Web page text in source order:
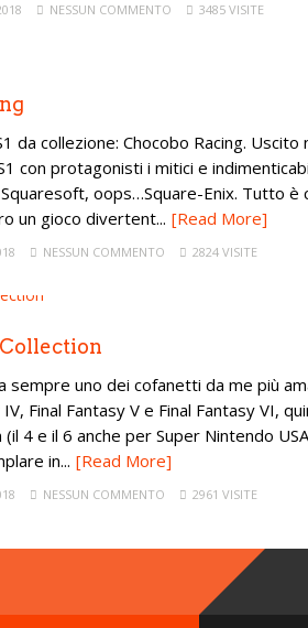
NESSUN COMMENTO 3485 VISITE
da collezione: Chocobo Racing.
con protagonisti i mitici e
oops…Square-Enix. Tutto
un gioco divertent... [Read More]
NESSUN COMMENTO 2824 VISITE
Collection
sempre uno dei cofanetti da me più
Final Fantasy V e Final Fantasy VI,
4 e il 6 anche per Super Nintendo
in... [Read More]
NESSUN COMMENTO 2961 VISITE